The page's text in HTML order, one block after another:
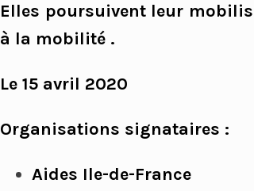
Elles poursuivent leur
à la mobilité .
Le 15 avril 2020
Organisations signataires :
Aides Ile-de-France